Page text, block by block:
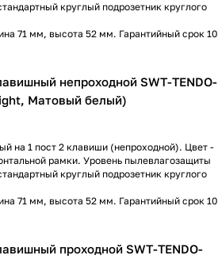
круглый подрозетник круглого
71 мм, высота 52 мм. Гарантийный срок 10
непроходной SWT-TENDO-
Матовый белый)
на 1 пост 2 клавиши (непроходной). Цвет -
рамки. Уровень пылевлагозащиты
круглый подрозетник круглого
71 мм, высота 52 мм. Гарантийный срок 10
проходной SWT-TENDO-